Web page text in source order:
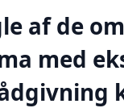
af de
med